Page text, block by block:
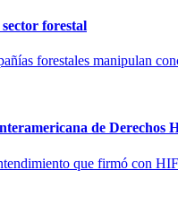
forestal
forestales manipulan
de Derechos
que firmó con